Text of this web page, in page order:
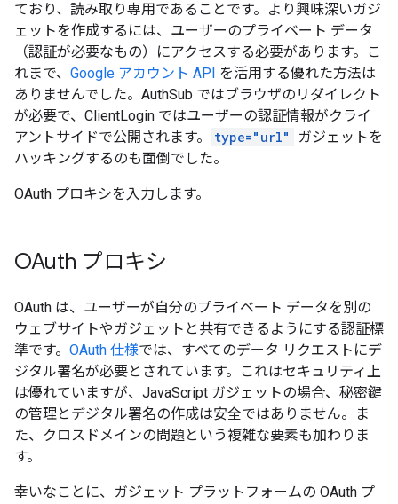
ており、読み取り専用であることです。より興味深いガジ
ェットを作成するには、ユーザーのプライベート データ
（認証が必要なもの）にアクセスする必要があります。こ
れまで、 Google アカウント API を活用する優れた方法は
ありませんでした。AuthSub ではブラウザのリダイレクト
が必要で、ClientLogin ではユーザーの認証情報がクライ
アントサイドで公開されます。
type="url"
ガジェットを
ハッキングするのも面倒でした。
OAuth プロキシを入力します。
OAuth プロキシ
OAuth は、ユーザーが自分のプライベート データを別の
ウェブサイトやガジェットと共有できるようにする認証標
準です。 OAuth 仕様では、すべてのデータ リクエストにデ
ジタル署名が必要とされています。これはセキュリティ上
は優れていますが、JavaScript ガジェットの場合、秘密鍵
の管理とデジタル署名の作成は安全ではありません。ま
た、クロスドメインの問題という複雑な要素も加わりま
す。
幸いなことに、ガジェット プラットフォームの OAuth プ